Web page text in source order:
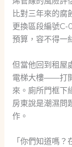
比對三年來的腐
更換區段編號C-
預算，容不得一
但當他回到租
電梯大樓——打
來。廁所門框下
房東說是潮濕問
作。
「你們知道嗎